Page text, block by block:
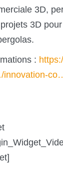
3D,
3D
: